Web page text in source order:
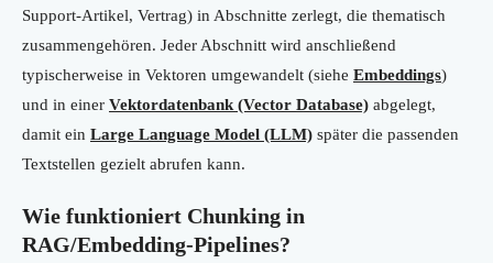
Support-Artikel, Vertrag) in Abschnitte zerlegt, die thematisch
zusammengehören. Jeder Abschnitt wird anschließend
typischerweise in Vektoren umgewandelt (siehe Embeddings)
und in einer Vektordatenbank (Vector Database) abgelegt,
damit ein Large Language Model (LLM) später die passenden
Textstellen gezielt abrufen kann.
Wie funktioniert Chunking in
RAG/Embedding-Pipelines?